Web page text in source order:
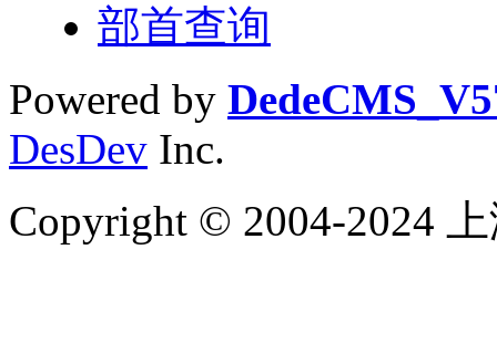
部首查询
Powered by
DesDev Inc.
Copyright © 2004-2024